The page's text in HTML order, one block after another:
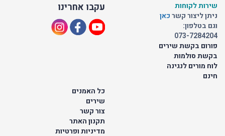
עקבו אחרינו
שירות לקוחות
ניתן ליצור קשרכאן
וגם בטלפון:
073-7284204
פורום בקשת שירים
בקשת סולמות
לוח מורים לנגינה
חינם
כל האמנים
שירים
צור קשר
תקנון האתר
מדיניות ופרטיות